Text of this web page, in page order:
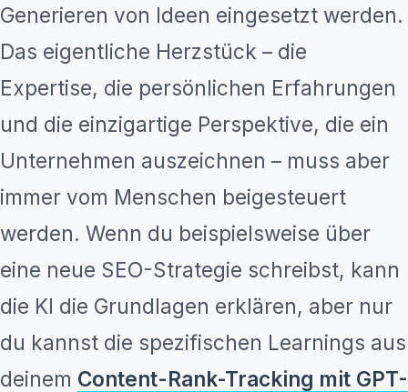
Generieren von Ideen eingesetzt werden.
Das eigentliche Herzstück – die
Expertise, die persönlichen Erfahrungen
und die einzigartige Perspektive, die ein
Unternehmen auszeichnen – muss aber
immer vom Menschen beigesteuert
werden. Wenn du beispielsweise über
eine neue SEO-Strategie schreibst, kann
die KI die Grundlagen erklären, aber nur
du kannst die spezifischen Learnings aus
deinem Content-Rank-Tracking mit GPT-